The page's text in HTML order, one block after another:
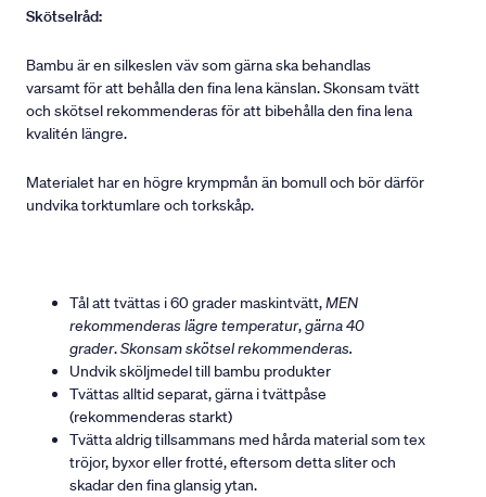
Skötselråd:
Bambu är en silkeslen väv som gärna ska behandlas
varsamt för att behålla den fina lena känslan. Skonsam tvätt
och skötsel rekommenderas för att bibehålla den fina lena
kvalitén längre.
Materialet har en högre krympmån än bomull och bör därför
undvika torktumlare och torkskåp.
Tål att tvättas i 60 grader maskintvätt,MEN
rekommenderas lägre temperatur,gärna 40
grader.Skonsam skötsel rekommenderas.
Undvik sköljmedel till bambu produkter
Tvättas alltid separat, gärna i tvättpåse
(rekommenderas starkt)
Tvätta aldrig tillsammans med hårda material som tex
tröjor, byxor eller frotté, eftersom detta sliter och
skadar den fina glansig ytan.